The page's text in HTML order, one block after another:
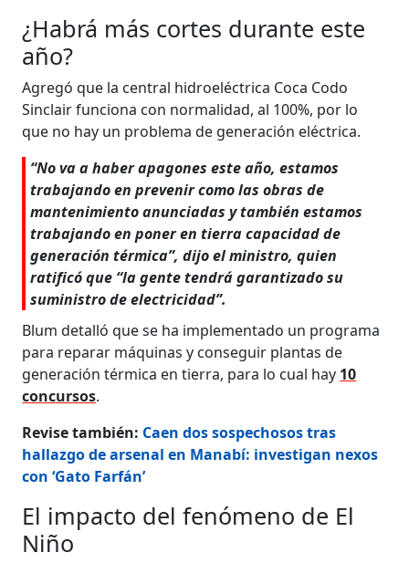
¿Habrá más cortes durante este
año?
Agregó que la central hidroeléctrica Coca Codo
Sinclair funciona con normalidad, al 100%, por lo
que no hay un problema de generación eléctrica.
“No va a haber apagones este año, estamos
trabajando en prevenir como las obras de
mantenimiento anunciadas y también estamos
trabajando en poner en tierra capacidad de
generación térmica”, dijo el ministro, quien
ratificó que “la gente tendrá garantizado su
suministro de electricidad”.
Blum detalló que se ha implementado un programa
para reparar máquinas y conseguir plantas de
generación térmica en tierra, para lo cual hay 10
concursos.
Revise también: Caen dos sospechosos tras
hallazgo de arsenal en Manabí: investigan nexos
con ‘Gato Farfán’
El impacto del fenómeno de El
Niño